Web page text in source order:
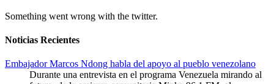
Something went wrong with the twitter.
Noticias Recientes
Embajador Marcos Ndong habla del apoyo al pueblo venezolano
Durante una entrevista en el programa Venezuela mirando al